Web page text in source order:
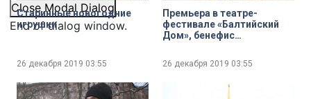
Close Modal Dialog
End of dialog window.
Старинные новогодние
игрушки
26 декабря 2019 03:55
Премьера в театре-
фестивале «Балтийский
Дом», бенефис
26 декабря 2019 03:55